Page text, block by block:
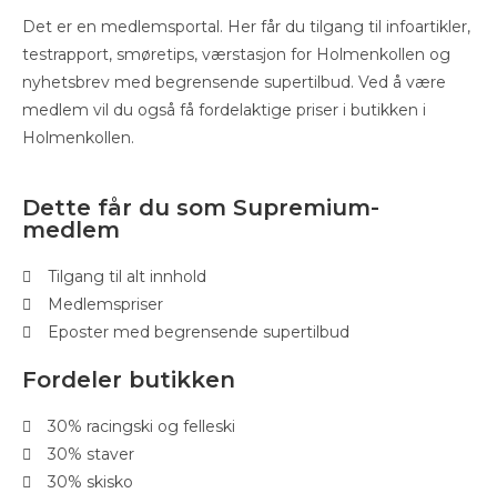
Det er en medlemsportal. Her får du tilgang til infoartikler,
testrapport, smøretips, værstasjon for Holmenkollen og
nyhetsbrev med begrensende supertilbud. Ved å være
medlem vil du også få fordelaktige priser i butikken i
Holmenkollen.
Dette får du som Supremium-
medlem
Tilgang til alt innhold
Medlemspriser
Eposter med begrensende supertilbud
Fordeler butikken
30% racingski og felleski
30% staver
30% skisko